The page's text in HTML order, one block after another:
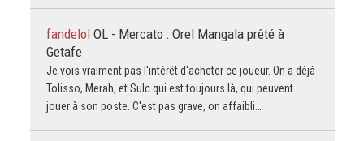
fandelol OL - Mercato : Orel Mangala prêté à
Getafe
Je vois vraiment pas l'intérêt d'acheter ce joueur. On a déjà
Tolisso, Merah, et Sulc qui est toujours là, qui peuvent
jouer à son poste. C'est pas grave, on affaibli…